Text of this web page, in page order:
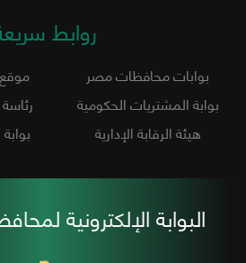
روابط
بوابات محافظات مصر
بوابة المشتريات الحكومية
هيئة الرقابة الإدارية
بوابة
البوابة الإلكترونية